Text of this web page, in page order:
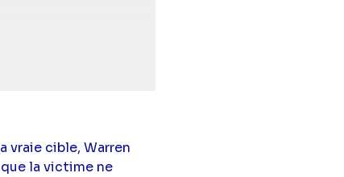
vraie cible, Warren
la victime ne